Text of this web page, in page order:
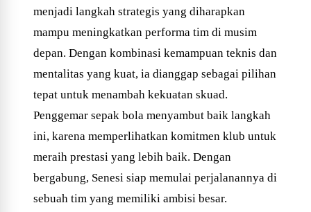
menjadi langkah strategis yang diharapkan
mampu meningkatkan performa tim di musim
depan. Dengan kombinasi kemampuan teknis dan
mentalitas yang kuat, ia dianggap sebagai pilihan
tepat untuk menambah kekuatan skuad.
Penggemar sepak bola menyambut baik langkah
ini, karena memperlihatkan komitmen klub untuk
meraih prestasi yang lebih baik. Dengan
bergabung, Senesi siap memulai perjalanannya di
sebuah tim yang memiliki ambisi besar.